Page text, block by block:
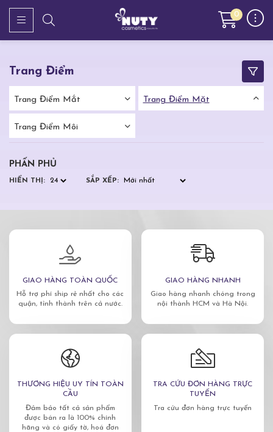
0
Trang Điểm
Trang Điểm Mắt Trang Điểm Mặt
Trang Điểm Môi
PHẤN PHỦ
HIỂN THỊ: SẮP XẾP:
GIAO HÀNG TOÀN QUỐC
Hỗ trợ phí ship rẻ nhất cho các
quận, tỉnh thành trên cả nước.
GIAO HÀNG NHANH
Giao hàng nhanh chóng trong
nội thành HCM và Hà Nội.
THƯƠNG HIỆU UY TÍN TOÀN
CẦU
Đảm bảo tất cả sản phẩm
được bán ra là 100% chính
hãng và có giấy tờ, hoá đơn
TRA CỨU ĐƠN HÀNG TRỰC
TUYẾN
Tra cứu đơn hàng trực tuyến